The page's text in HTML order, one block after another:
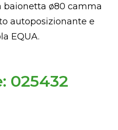
baionetta ø80 camma
autoposizionante e
EQUA.
025432